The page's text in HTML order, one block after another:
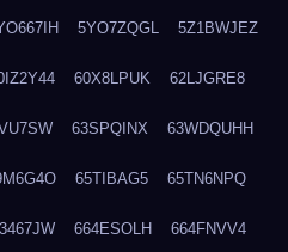
5YO7ZQGL 5Z1BWJEZ
60X8LPUK 62LJGRE8
63SPQINX 63WDQUHH
65TIBAG5 65TN6NPQ
664ESOLH 664FNVV4